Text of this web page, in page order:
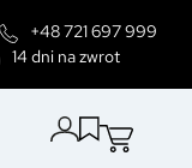
+48 721 697 999
14 dni na zwrot